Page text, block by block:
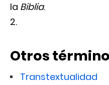
la Biblia.
Otros
Transtextualidad